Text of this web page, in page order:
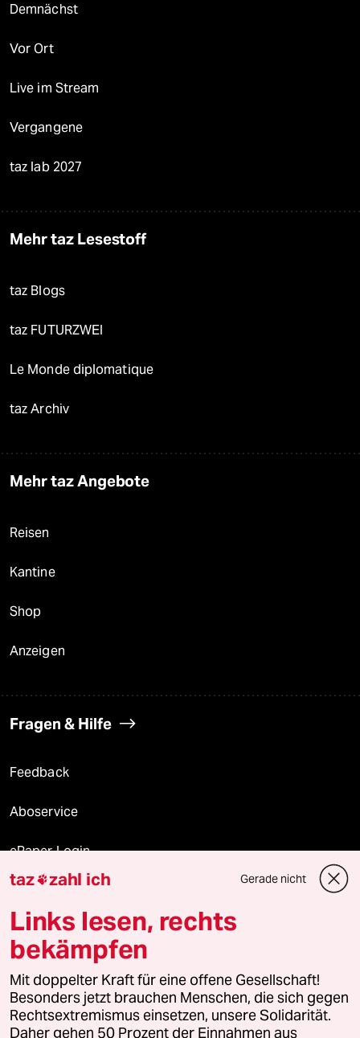
Demnächst
Vor Ort
Live im Stream
Vergangene
taz lab 2027
Mehr taz Lesestoff
taz Blogs
taz FUTURZWEI
Le Monde diplomatique
taz Archiv
Mehr taz Angebote
Reisen
Kantine
Shop
Anzeigen
Fragen & Hilfe
Feedback
Aboservice
ePaper Login
Downloads für Abonnierende
© 2026 taz Verlags und Vertriebs GmbH
Alle Rechte vorbehalten. Bei rechtlichen Fragen oder für Genehmigungen
wenden Sie sich bitte an
lizenzen@taz.de
taz zahl ich Gerade nicht
Links lesen, rechts
bekämpfen
Mit doppelter Kraft für eine offene Gesellschaft!
Besonders jetzt brauchen Menschen, die sich gegen
Rechtsextremismus einsetzen, unsere Solidarität.
Daher gehen 50 Prozent der Einnahmen aus